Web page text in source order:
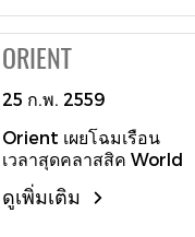
มิเตอร์ จาก COSC
หน้าปัด มาในกลไก
ควอตซ์มีให้เลือกทั้งแบบ
เป็นขีดบอกเวลาขัดเงา
ผสานระหว่างขีดบอก
เวลาแบบเส้นที่มาพร้อม
เลขโรมัน 4 ตัว ประทับอยู่
บนหน้าปัดขัดเงาแบบกิโย
เช่ (guilloche) สีเงินเงา
งาม ก่อให้เกิดเป็นนาฬิกา
แหลมรูปทรงดินสอ เสริม
เสน่ห์สะดุดตาชวนมอง
ด้วยเข็มวินาทีทรงลูกศร
เต็มความสมบูรณ์ด้วย
ช่องหน้าต่าง ณ ตำแหน่ง
3 นาฬิกา อีกทั้งยังมา
พร้อมกับระบบไฟแสง
สว่างหน้าปัด อินดิโกล
น้ำลง เนื่องจากอิทธิพลที่
ส่งผลต่อระดับน้ำทุกวันจะ
ขึ้นอยู่กับระยะห่างของ
ดวงจันทร์กับโลก ซึ่ง
ความสูงของระดับน้ำ
และความแรงของกระแส
น้ำได้ด้วย ตัวเรือนทำจาก
วัสดุไทเทเนียม ที่ยังคง
ORIENT
25 ก.พ. 2559
Orient เผยโฉมเรือน
เวลาสุดคลาสสิค World
Limited Edition Sun &
Moon มาพร้อมความ
ดูเพิ่มเติม